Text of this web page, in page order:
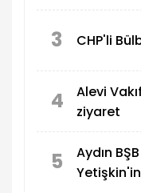
3 CHP'li
4
Alevi
ziyaret
5
Aydın